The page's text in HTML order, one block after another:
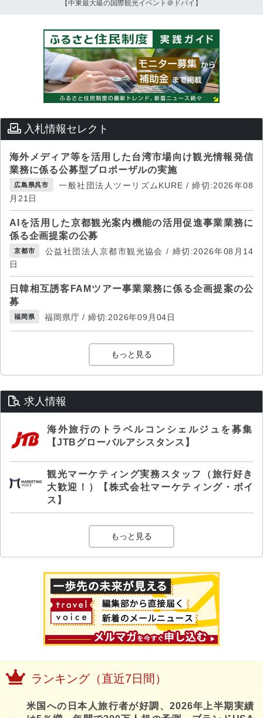
【中東最大級の国際観光イベント＠ドバイ】
入札情報セレクト
海外メディア等を活用した台湾市場向け観光情報発信
業務に係る公募型プロポーザルの実施
広島県呉市
一般社団法人ツーリズムKURE / 締切:2026年08
月21日
AIを活用した京都観光案内機能の活用促進事業業務に
係る企画提案の公募
京都市
公益社団法人京都市観光協会 / 締切:2026年08月14
日
日韓相互誘客FAMツアー事業業務に係る企画提案の公
募
福岡県 福岡県庁 / 締切:2026年09月04日
もっと見る
求人情報
海外旅行のトラベルコンシェルジュを募集
【JTBグローバルアシスタンス】
観光マーケティング実務スタッフ（旅行好き
大歓迎！）【株式会社マーケティング・ボイ
ス】
もっと見る
ランキング（直近7日間）
米国への日本人旅行者が好調、2026年上半期実績